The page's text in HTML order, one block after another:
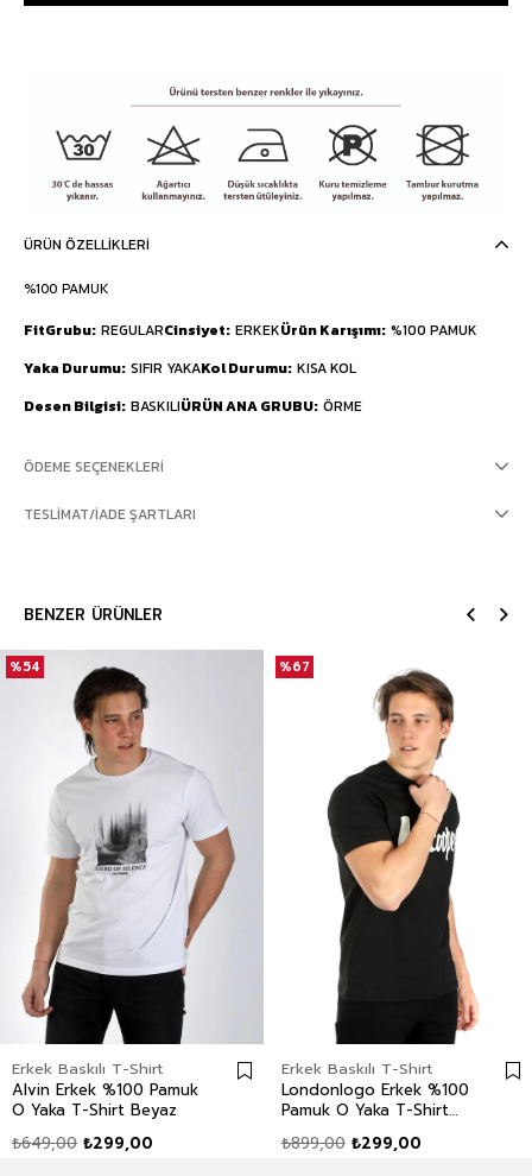
ÜRÜN ÖZELLIKLERI
%100 PAMUK
FitGrubu REGULARCinsiyet ERKEKÜrün Karışımı %100 PAMUK
Yaka Durumu SIFIR YAKAKol Durumu KISA KOL
Desen Bilgisi BASKILIÜRÜN ANA GRUBU ÖRME
ÖDEME SEÇENEKLERI
TESLIMAT/İADE ŞARTLARI
BENZER ÜRÜNLER
Erkek Baskılı T-Shirt
Alvin Erkek %100 Pamuk
O Yaka T-Shirt Beyaz
₺299,00
₺649,00
%54
Erkek Baskılı T-Shirt
Londonlogo Erkek %100
Pamuk O Yaka T-Shirt
₺299,00
₺899,00
%67